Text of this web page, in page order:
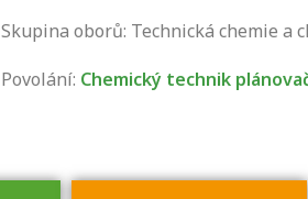
Skupina oborů: Technická chemie a
Povolání: Chemický technik
zkoušce a kde
o tom, kdo vás